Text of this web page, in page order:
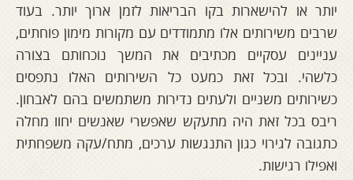
יותר או להישארות בקו הבריאות לזמן ארוך יותר. בעוד
שרבים משירותים אלו מתמודדים עם מקורות מימון פוחתים,
עניינים עסקיים מכתיבים את המשך נוכחותם בצורה
כלשהי. ובכל זאת כמעט כל השירותים האלו נתפסים
כשירותים משניים ולעתים נדירות משתמשים בהם לאבחון.
ריבס בכל זאת היה מתעקש שאפשרי שאנשים יחוו מחלה
כתגובה לגירוי כגון התנגשות ערכים, מתח/עקה משפחתית
ואפילו רגישות.